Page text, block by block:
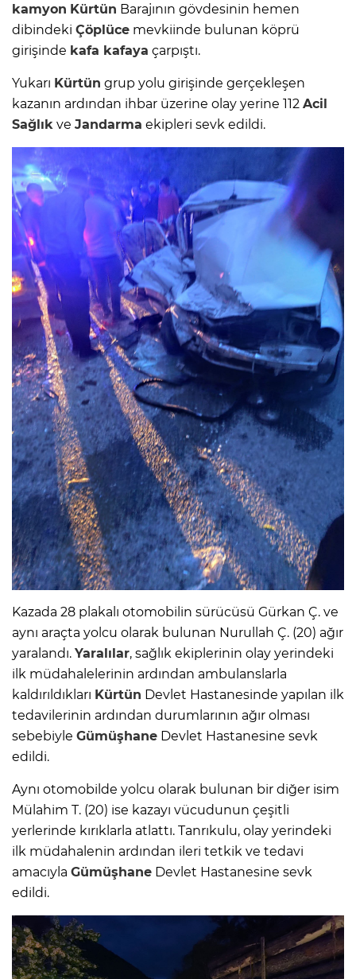
kamyon Kürtün Barajının gövdesinin hemen
dibindeki Çöplüce mevkiinde bulunan köprü
girişinde kafa kafaya çarpıştı.
Yukarı Kürtün grup yolu girişinde gerçekleşen
kazanın ardından ihbar üzerine olay yerine 112 Acil
Sağlık ve Jandarma ekipleri sevk edildi.
Kazada 28 plakalı otomobilin sürücüsü Gürkan Ç. ve
aynı araçta yolcu olarak bulunan Nurullah Ç. (20) ağır
yaralandı. Yaralılar, sağlık ekiplerinin olay yerindeki
ilk müdahalelerinin ardından ambulanslarla
kaldırıldıkları Kürtün Devlet Hastanesinde yapılan ilk
tedavilerinin ardından durumlarının ağır olması
sebebiyle Gümüşhane Devlet Hastanesine sevk
edildi.
Aynı otomobilde yolcu olarak bulunan bir diğer isim
Mülahim T. (20) ise kazayı vücudunun çeşitli
yerlerinde kırıklarla atlattı. Tanrıkulu, olay yerindeki
ilk müdahalenin ardından ileri tetkik ve tedavi
amacıyla Gümüşhane Devlet Hastanesine sevk
edildi.